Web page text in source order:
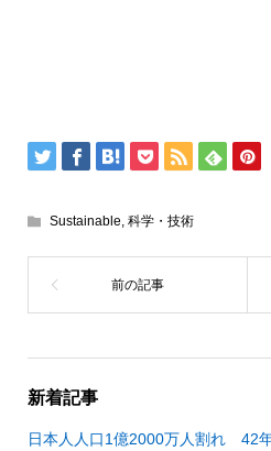
Sustainable, 科学・技術
新着記事
日本人人口1億2000万人割れ 42